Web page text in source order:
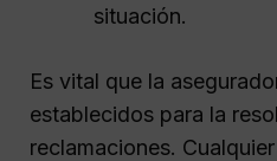
situación.
Es vital que la
establecidos para la
reclamaciones.